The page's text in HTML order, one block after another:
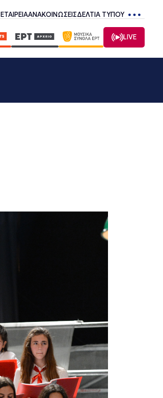
ΕΤΑΙΡΕΙΑΑΝΑΚΟΙΝΩΣΕΙΣΔΕΛΤΙΑ ΤΥΠΟΥ
LIVE